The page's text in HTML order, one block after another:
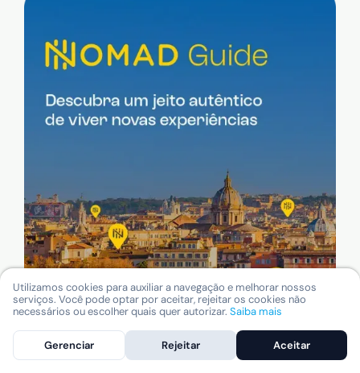
Utilizamos cookies para auxiliar a navegação e melhorar nossos
serviços. Você pode optar por aceitar, rejeitar os cookies não
necessários ou escolher quais quer autorizar. Saiba mais
Gerenciar Rejeitar Aceitar